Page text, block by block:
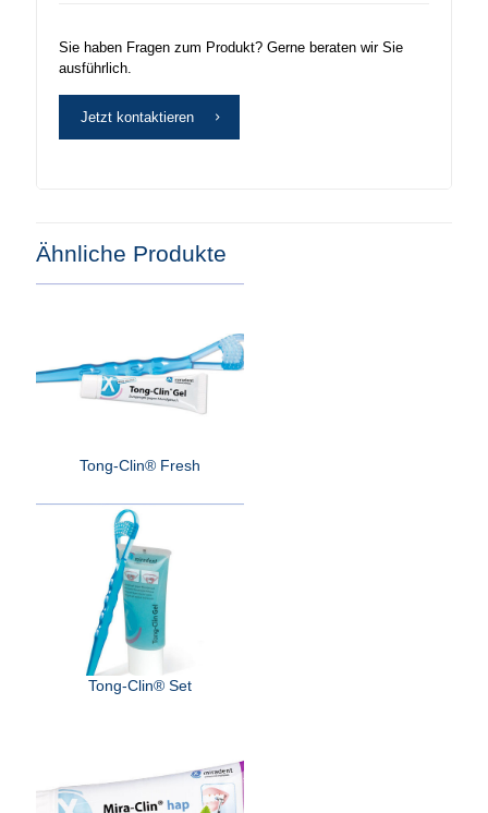
Sie haben Fragen zum Produkt? Gerne beraten wir Sie
ausführlich.
Jetzt kontaktieren
Ähnliche Produkte
Tong-Clin® Fresh
Tong-Clin® Set